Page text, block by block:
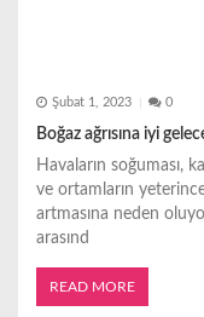
Şubat 1, 2023 0
Boğaz ağrısına iyi
Havaların soğuması,
ve ortamların yeterince
artmasına neden
arasınd
READ MORE